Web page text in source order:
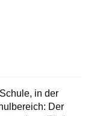
in der
Der